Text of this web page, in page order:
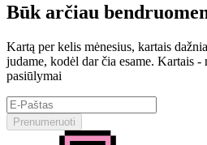
Būk arčiau
Kartą per kelis mėnesius, kartais
judame, kodėl dar čia esame. Kartais -
pasiūlymai
Prenumeruoti